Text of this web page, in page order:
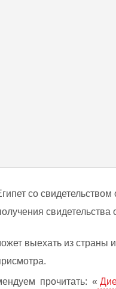
со
свидетельства
выехать из страны
прочитать: «